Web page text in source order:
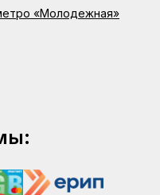
«Молодежная»